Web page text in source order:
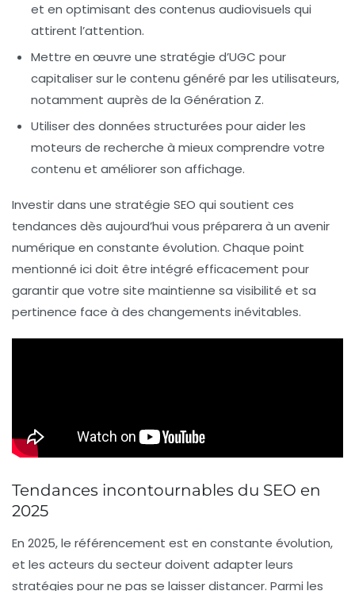
et en optimisant des contenus audiovisuels qui
attirent l’attention.
Mettre en œuvre une stratégie d’UGC pour
capitaliser sur le contenu généré par les utilisateurs,
notamment auprès de la Génération Z.
Utiliser des données structurées pour aider les
moteurs de recherche à mieux comprendre votre
contenu et améliorer son affichage.
Investir dans une stratégie SEO qui soutient ces
tendances dès aujourd’hui vous préparera à un avenir
numérique en constante évolution. Chaque point
mentionné ici doit être intégré efficacement pour
garantir que votre site maintienne sa visibilité et sa
pertinence face à des changements inévitables.
Tendances incontournables du SEO en
2025
En 2025, le référencement est en constante évolution,
et les acteurs du secteur doivent adapter leurs
stratégies pour ne pas se laisser distancer. Parmi les